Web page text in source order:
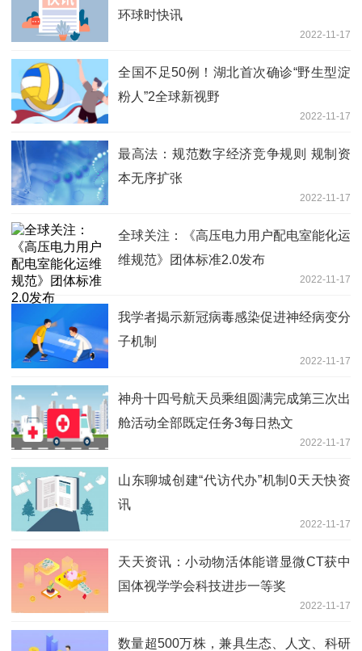
环球时快讯
2022-11-17
全国不足50例！湖北首次确诊“野生型淀
粉人”2全球新视野
2022-11-17
最高法：规范数字经济竞争规则 规制资
本无序扩张
2022-11-17
全球关注：《高压电力用户配电室能化运
维规范》团体标准2.0发布
2022-11-17
我学者揭示新冠病毒感染促进神经病变分
子机制
2022-11-17
神舟十四号航天员乘组圆满完成第三次出
舱活动全部既定任务3每日热文
2022-11-17
山东聊城创建“代访代办”机制0天天快资
讯
2022-11-17
天天资讯：小动物活体能谱显微CT获中
国体视学学会科技进步一等奖
2022-11-17
数量超500万株，兼具生态、人文、科研